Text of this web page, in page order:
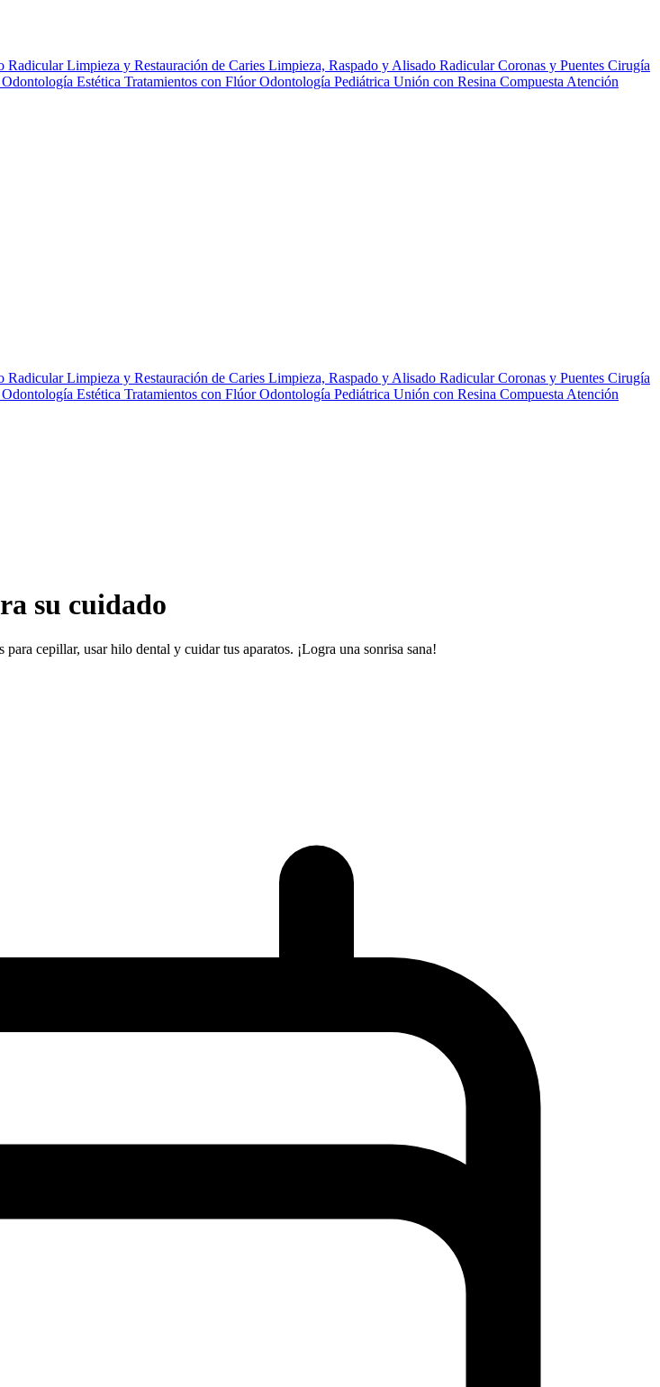
RadicularLimpieza y Restauración de Caries Limpieza, Raspado y Alisado RadicularCoronas y Puentes Cirugía
Odontología Estética Tratamientos con FlúorOdontología Pediátrica Unión con Resina Compuesta Atención
RadicularLimpieza y Restauración de Caries Limpieza, Raspado y Alisado RadicularCoronas y Puentes Cirugía
Odontología Estética Tratamientos con FlúorOdontología Pediátrica Unión con Resina Compuesta Atención
su cuidado
cepillar, usar hilo dental y cuidar tus aparatos. ¡Logra una sonrisa sana!